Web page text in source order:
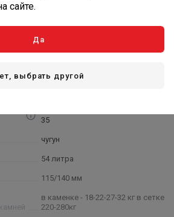
35
чугун
54 литра
115/140 мм
в каменке - 18-22-27-32 кг в сетке
220-280кг
сайте.
Да
выбрать другой